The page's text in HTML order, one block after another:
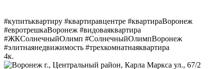
#купитьквартиру #квартиравцентре #квартираВоронеж
#евротрешкаВоронеж #видоваяквартира
#ЖКСолнечныйОлимп #СолнечныйОлимпВоронеж
#элитнаянедвижимость #трехкомнатнаяквартира
4к.